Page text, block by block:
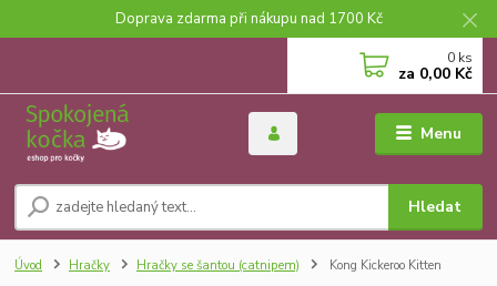
Doprava zdarma při nákupu nad 1700 Kč
Menu
Hledat
0 ks
za 0,00 Kč
Úvod Hračky Hračky se šantou (catnipem) Kong Kickeroo Kitten